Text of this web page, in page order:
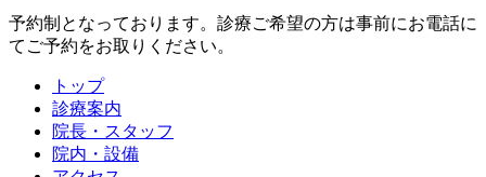
予約制となっております。診療ご希望の方は事前にお電話に
てご予約をお取りください。
トップ
診療案内
院長・スタッフ
院内・設備